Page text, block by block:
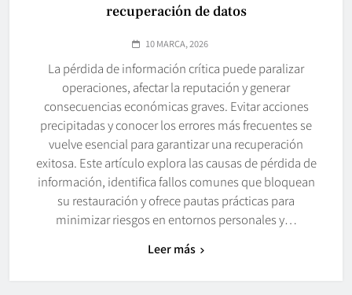
recuperación de datos
10 MARCA, 2026
La pérdida de información crítica puede paralizar
operaciones, afectar la reputación y generar
consecuencias económicas graves. Evitar acciones
precipitadas y conocer los errores más frecuentes se
vuelve esencial para garantizar una recuperación
exitosa. Este artículo explora las causas de pérdida de
información, identifica fallos comunes que bloquean
su restauración y ofrece pautas prácticas para
minimizar riesgos en entornos personales y…
Leer más